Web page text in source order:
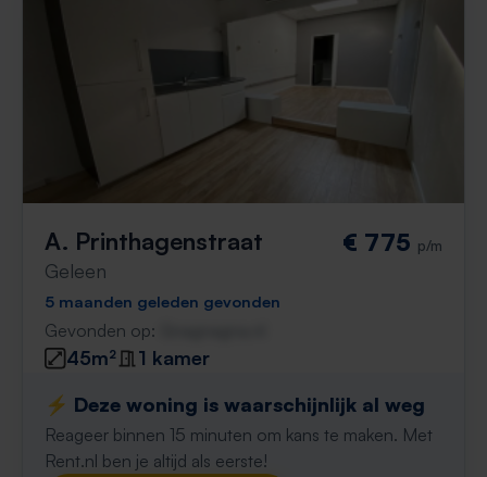
A. Printhagenstraat
Geleen
€ 775 p/m
5 maanden geleden gevonden
Gevonden op:
45m²
1 kamer
⚡️ Deze woning is waarschijnlijk al weg
Reageer binnen 15 minuten om kans te maken. Met
Rent.nl ben je altijd als eerste!